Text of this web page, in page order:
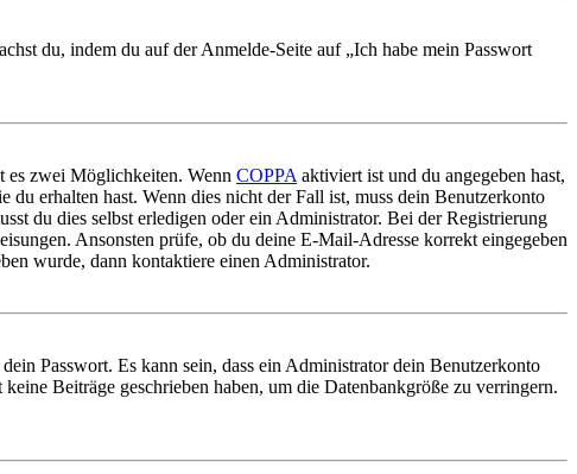
du, indem du auf der Anmelde-Seite auf „Ich habe mein Passwort
es zwei Möglichkeiten. Wenn COPPA aktiviert ist und du angegeben hast,
erhalten hast. Wenn dies nicht der Fall ist, muss dein Benutzerkonto
du dies selbst erledigen oder ein Administrator. Bei der Registrierung
Ansonsten prüfe, ob du deine E-Mail-Adresse korrekt eingegeben
wurde, dann kontaktiere einen Administrator.
Passwort. Es kann sein, dass ein Administrator dein Benutzerkonto
Beiträge geschrieben haben, um die Datenbankgröße zu verringern.